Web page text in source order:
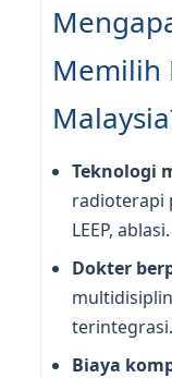
Memilih
Teknologi
radioterapi
LEEP, ablasi.
Dokter
terintegrasi.
Biaya